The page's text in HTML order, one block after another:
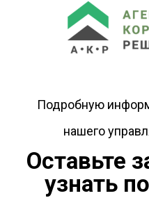
Подробную
нашего
Оставьте
узнать